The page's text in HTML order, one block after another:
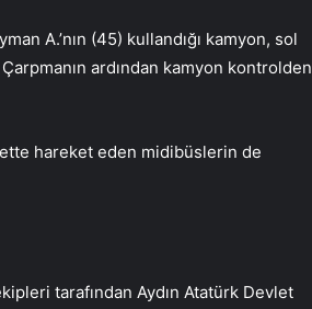
A.’nın (45) kullandığı kamyon, sol
ardından kamyon kontrolden
hareket eden midibüslerin de
tarafından Aydın Atatürk Devlet